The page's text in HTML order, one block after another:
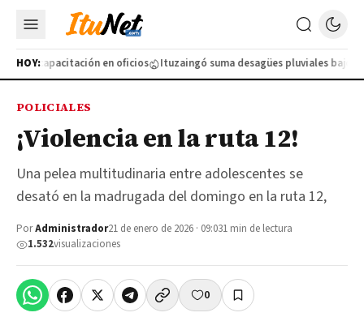
HOY:capacitación en oficios Ituzaingó suma desagües pluviales bajo
POLICIALES
¡Violencia en la ruta 12!
Una pelea multitudinaria entre adolescentes se
desató en la madrugada del domingo en la ruta 12,
PorAdministrador21 de enero de 2026 · 09:031 min de lectura
1.532visualizaciones
0